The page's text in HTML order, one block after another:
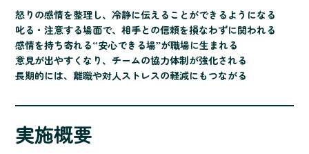
怒りの感情を整理し、冷静に伝えることができるようになる
叱る・注意する場面で、相手との信頼を損なわずに関われる
感情を持ち寄れる“安心できる場”が職場に生まれる
意見が出やすくなり、チームの協力体制が強化される
長期的には、離職や対人ストレスの軽減にもつながる
実施概要